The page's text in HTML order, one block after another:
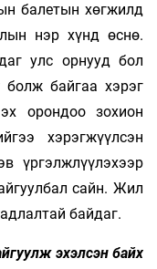
балетын хөгжилд
нэр хүнд өснө.
улс орнууд бол
болж байгаа хэрэг
орондоо зохион
хэрэгжүүлсэн
үргэлжлүүлэхээр
сайн. Жил
байдаг.
эхэлсэн байх